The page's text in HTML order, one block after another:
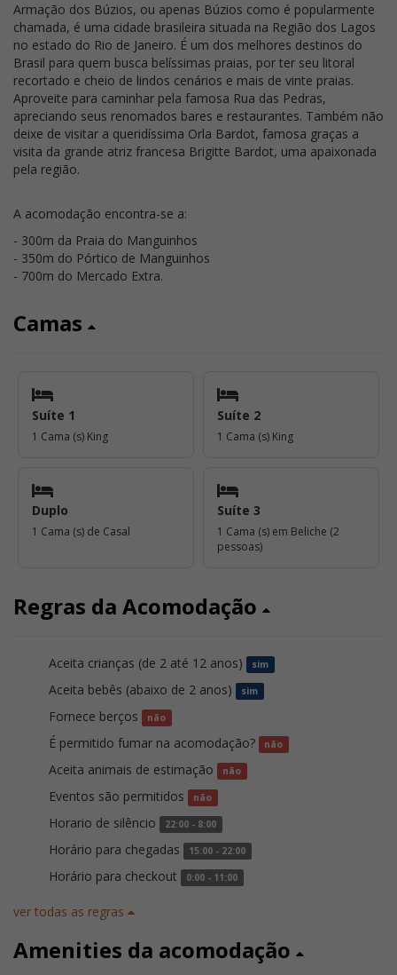
Armação dos Búzios, ou apenas Búzios como é popularmente
chamada, é uma cidade brasileira situada na Região dos Lagos
no estado do Rio de Janeiro. É um dos melhores destinos do
Brasil para quem busca belíssimas praias, por ter seu litoral
recortado e cheio de lindos cenários e mais de vinte praias.
Aproveite para caminhar pela famosa Rua das Pedras,
apreciando seus renomados bares e restaurantes. Também não
deixe de visitar a queridíssima Orla Bardot, famosa graças a
visita da grande atriz francesa Brigitte Bardot, uma apaixonada
pela região.
A acomodação encontra-se a:
- 300m da Praia do Manguinhos
- 350m do Pórtico de Manguinhos
- 700m do Mercado Extra.
Camas
Suíte 1
1 Cama (s) King
Suíte 2
1 Cama (s) King
Duplo
1 Cama (s) de Casal
Suíte 3
1 Cama (s) em Beliche (2
pessoas)
Regras da Acomodação
Aceita crianças (de 2 até 12 anos) sim
Aceita bebês (abaixo de 2 anos) sim
Fornece berços não
É permitido fumar na acomodação? não
Aceita animais de estimação não
Eventos são permitidos não
Horario de silêncio 22:00 - 8:00
Horário para chegadas 15:00 - 22:00
Horário para checkout 0:00 - 11:00
ver todas as regras
Amenities da acomodação